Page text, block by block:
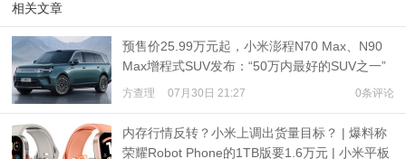
相关文章
预售价25.99万元起，小米澎程N70 Max、N90
Max增程式SUV发布：“50万内最好的SUV之一”
方查理 07月30日 21:27 0条评论
内存行情反转？小米上调出货量目标？ | 爆料称
荣耀Robot Phone的1TB版要1.6万元 | 小米平板